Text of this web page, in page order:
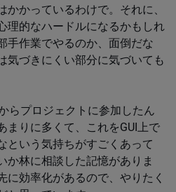
かかっているわけで。それに、
理的なハードルになるかもしれ
手作業でやるのか、面倒だな
気づきにくい部分に気づいても
らプロジェクトに参加したん
まりに多くて、これを​GUI​上で
という気持ちがすごくあって
か林に相談した記憶がありま
に効率化があるので、やりたく